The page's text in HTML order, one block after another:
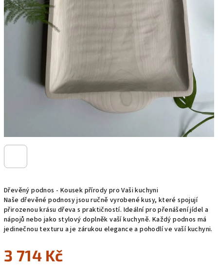
Dřevěný podnos - Kousek přírody pro Vaši kuchyni
Naše dřevěné podnosy jsou ručně vyrobené kusy, které spojují
přirozenou krásu dřeva s praktičností. Ideální pro přenášení jídel a
nápojů nebo jako stylový doplněk vaší kuchyně. Každý podnos má
jedinečnou texturu a je zárukou elegance a pohodlí ve vaší kuchyni.
3 714 Kč